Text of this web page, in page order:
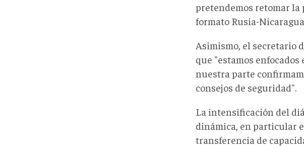
pretendemos retomar la
formato Rusia-
Asimismo, el secretario
que "estamos
nuestra parte
consejos de seguridad".
La intensificación del
dinámica, en particular
transferencia de